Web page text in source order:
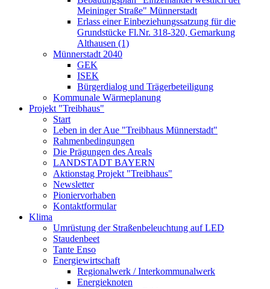
Meininger Straße" Münnerstadt
Erlass einer Einbeziehungssatzung für die
Grundstücke Fl.Nr. 318-320, Gemarkung
Althausen (1)
Münnerstadt 2040
GEK
ISEK
Bürgerdialog und Trägerbeteiligung
Kommunale Wärmeplanung
Projekt "Treibhaus"
Start
Leben in der Aue "Treibhaus Münnerstadt"
Rahmenbedingungen
Die Prägungen des Areals
LANDSTADT BAYERN
Aktionstag Projekt "Treibhaus"
Newsletter
Pioniervorhaben
Kontaktformular
Klima
Umrüstung der Straßenbeleuchtung auf LED
Staudenbeet
Tante Enso
Energiewirtschaft
Regionalwerk / Interkommunalwerk
Energieknoten